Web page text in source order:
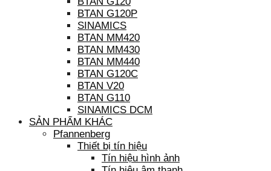
BTAN G120P
SINAMICS
BTAN MM420
BTAN MM430
BTAN MM440
BTAN G120C
BTAN V20
BTAN G110
SINAMICS DCM
SẢN PHẨM KHÁC
Pfannenberg
Thiết bị tín hiệu
Tín hiệu hình ảnh